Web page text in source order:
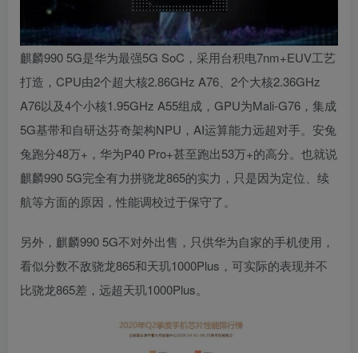
麒麟990 5G是华为最强5G SoC，采用台积电7nm+EUV工艺
打造，CPU由2个超大核2.86GHz A76、2个大核2.36GHz
A76以及4个小核1.95GHz A55组成，GPU为Mali-G76，集成
5G基带和自研达芬奇架构NPU，AI运算能力远超对手。安兔
兔跑分48万+，华为P40 Pro+甚至跑出53万+的高分。也就说
麒麟990 5G完全有力拼骁龙865的实力，只是因为定位、续
航等方面的原因，性能调校过于保守了。
另外，麒麟990 5G不对外出售，只供华为自家的手机使用，
看似分数不敌骁龙865和天玑1000Plus，可实际的表现并不
比骁龙865差，远超天玑1000Plus。